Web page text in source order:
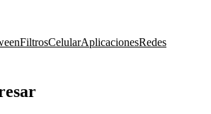
FiltrosCelularAplicacionesRedes